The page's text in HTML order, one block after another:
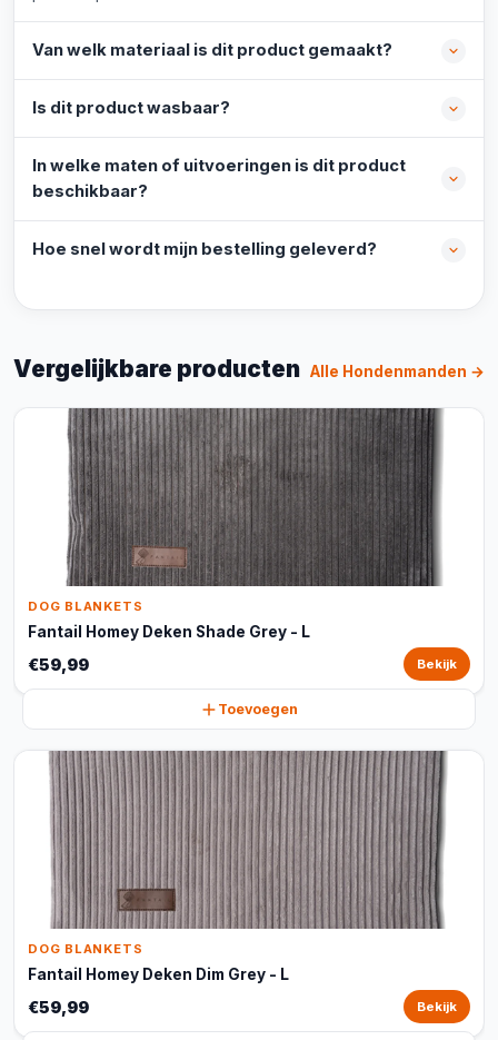
Van welk materiaal is dit product gemaakt?
Is dit product wasbaar?
In welke maten of uitvoeringen is dit product
beschikbaar?
Hoe snel wordt mijn bestelling geleverd?
Vergelijkbare producten Alle Hondenmanden →
DOG BLANKETS
Fantail Homey Deken Shade Grey - L
€59,99 Bekijk
Toevoegen
DOG BLANKETS
Fantail Homey Deken Dim Grey - L
€59,99 Bekijk